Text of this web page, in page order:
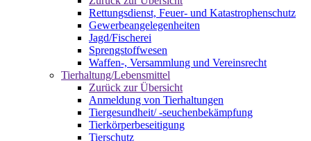
Rettungsdienst, Feuer- und Katastrophenschutz
Gewerbeangelegenheiten
Jagd/Fischerei
Sprengstoffwesen
Waffen-, Versammlung und Vereinsrecht
Tierhaltung/Lebensmittel
Zurück zur Übersicht
Anmeldung von Tierhaltungen
Tiergesundheit/ -seuchenbekämpfung
Tierkörperbeseitigung
Tierschutz